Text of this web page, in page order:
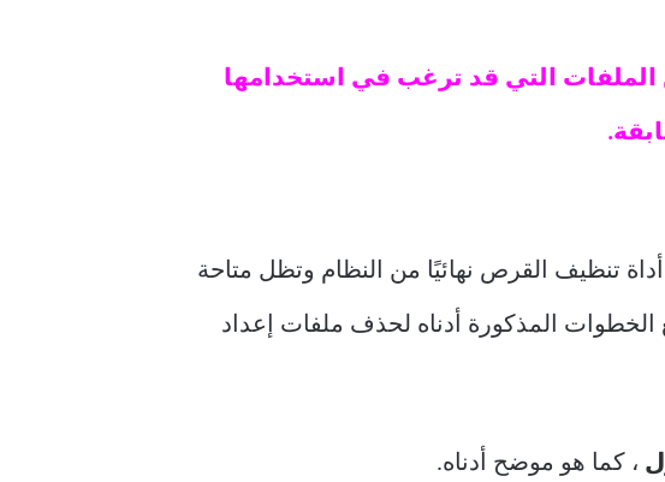
التي قد ترغب في استخدامها
تنظيف القرص نهائيًا من النظام وتظل متاحة
الخطوات المذكورة أدناه لحذف ملفات إعداد
، كما هو موضح أدناه.